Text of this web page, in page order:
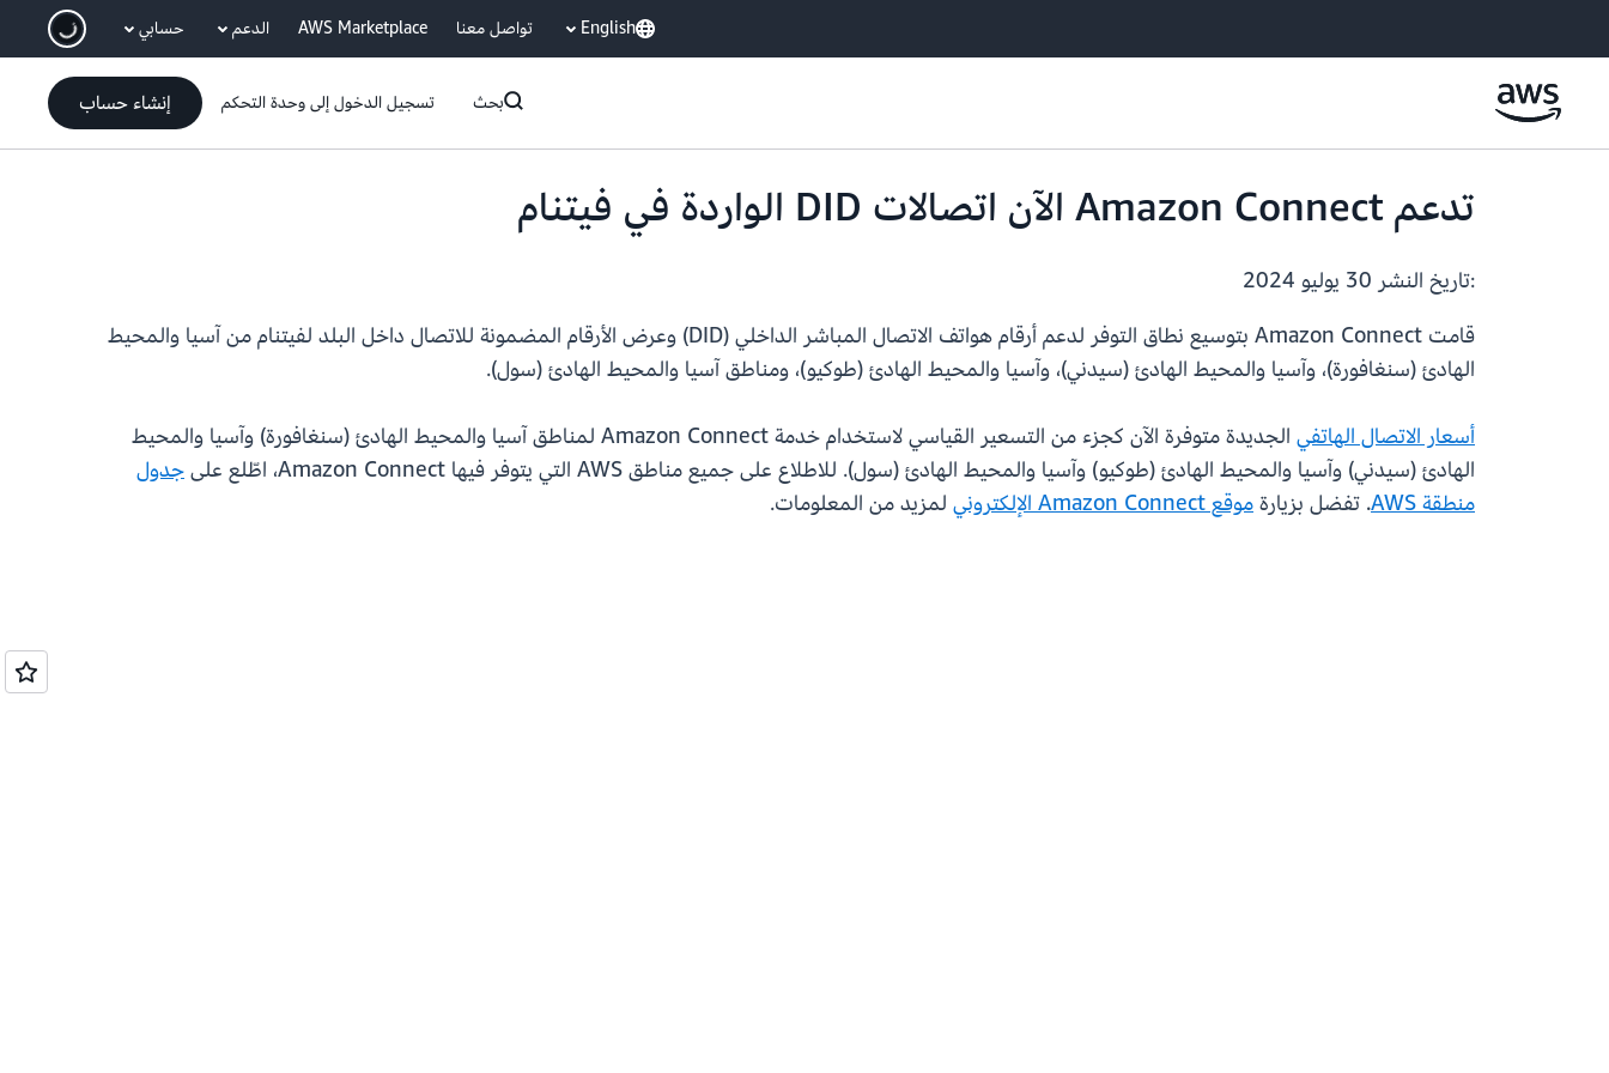
انتقل إلى المحتوى الرئيسي English تواصل معنا AWS Marketplace الدعم حسابي
بحث تسجيل الدخول إلى وحدة التحكم إنشاء حساب
تدعم Amazon Connect الآن اتصالات DID الواردة في فيتنام
:تاريخ النشر
قامت Amazon Connect بتوسيع نطاق التوفر لدعم أرقام هواتف الاتصال المباشر الداخلي (DID) وعرض الأرقام المضمونة للاتصال داخل البلد لفيتنام من آسيا والمحيط
الهادئ (سنغافورة)، وآسيا والمحيط الهادئ (سيدني)، وآسيا والمحيط الهادئ (طوكيو)، ومناطق آسيا والمحيط الهادئ (سول).
أسعار الاتصال الهاتفي
الجديدة متوفرة الآن كجزء من التسعير القياسي لاستخدام خدمة Amazon Connect لمناطق آسيا والمحيط الهادئ (سنغافورة) وآسيا والمحيط
الهادئ (سيدني) وآسيا والمحيط الهادئ (طوكيو) وآسيا والمحيط الهادئ (سول). للاطلاع على جميع مناطق AWS التي يتوفر فيها Amazon Connect، اطّلع على
جدول
منطقة AWS
. تفضل بزيارةموقع Amazon Connect الإلكتروني لمزيد من المعلومات.